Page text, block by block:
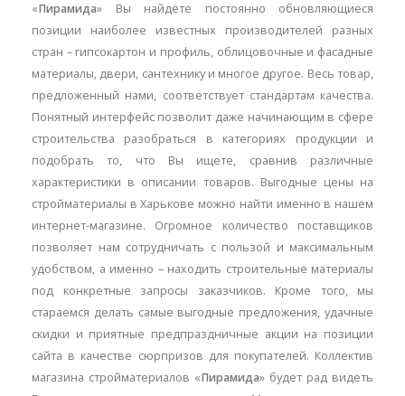
«Пирамида» Вы найдёте постоянно обновляющиеся
позиции наиболее известных производителей разных
стран – гипсокартон и профиль, облицовочные и фасадные
материалы, двери, сантехнику и многое другое. Весь товар,
предложенный нами, соответствует стандартам качества.
Понятный интерфейс позволит даже начинающим в сфере
строительства разобраться в категориях продукции и
подобрать то, что Вы ищете, сравнив различные
характеристики в описании товаров. Выгодные цены на
стройматериалы в Харькове можно найти именно в нашем
интернет-магазине. Огромное количество поставщиков
позволяет нам сотрудничать с пользой и максимальным
удобством, а именно – находить строительные материалы
под конкретные запросы заказчиков. Кроме того, мы
стараемся делать самые выгодные предложения, удачные
скидки и приятные предпраздничные акции на позиции
сайта в качестве сюрпризов для покупателей. Коллектив
магазина стройматериалов «Пирамида» будет рад видеть